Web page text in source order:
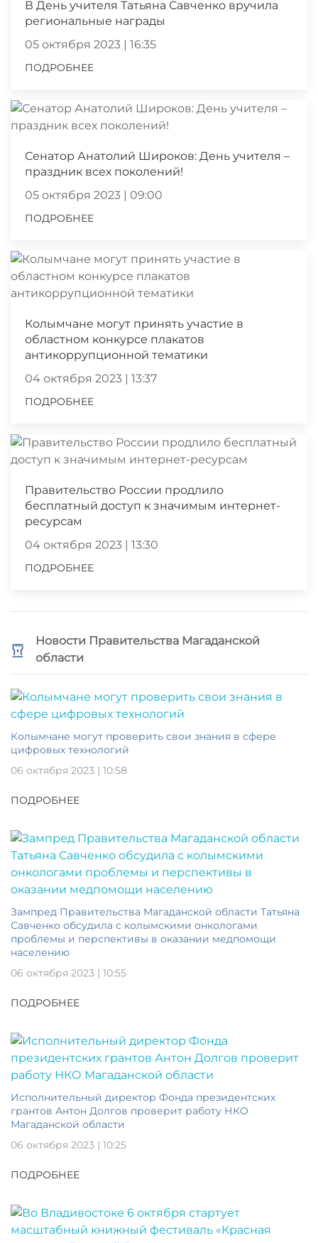
В День учителя Татьяна Савченко вручила
региональные награды
05 октября 2023 | 16:35
ПОДРОБНЕЕ
Сенатор Анатолий Широков: День учителя –
праздник всех поколений!
05 октября 2023 | 09:00
ПОДРОБНЕЕ
Колымчане могут принять участие в
областном конкурсе плакатов
антикоррупционной тематики
04 октября 2023 | 13:37
ПОДРОБНЕЕ
Правительство России продлило
бесплатный доступ к значимым интернет-
ресурсам
04 октября 2023 | 13:30
ПОДРОБНЕЕ
Новости Правительства Магаданской
области
Колымчане могут проверить свои знания в сфере
цифровых технологий
06 октября 2023 | 10:58
ПОДРОБНЕЕ
Зампред Правительства Магаданской области Татьяна
Савченко обсудила с колымскими онкологами
проблемы и перспективы в оказании медпомощи
населению
06 октября 2023 | 10:55
ПОДРОБНЕЕ
Исполнительный директор Фонда президентских
грантов Антон Долгов проверит работу НКО
Магаданской области
06 октября 2023 | 10:25
ПОДРОБНЕЕ